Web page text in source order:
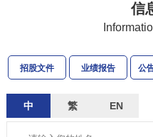
信
招股文件 业绩报告 公
中 繁 EN